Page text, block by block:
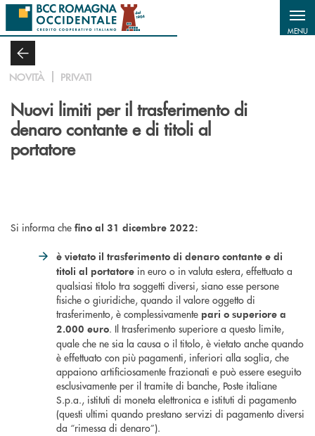
Salta al contenuto principale
MENU
NOVITÀ PRIVATI
Nuovi limiti per il trasferimento di
denaro contante e di titoli al
portatore
Si informa che fino al 31 dicembre 2022:
è vietato il trasferimento di denaro contante e di
titoli al portatore in euro o in valuta estera, effettuato a
qualsiasi titolo tra soggetti diversi, siano esse persone
fisiche o giuridiche, quando il valore oggetto di
trasferimento, è complessivamente pari o superiore a
2.000 euro. Il trasferimento superiore a questo limite,
quale che ne sia la causa o il titolo, è vietato anche quando
è effettuato con più pagamenti, inferiori alla soglia, che
appaiono artificiosamente frazionati e può essere eseguito
esclusivamente per il tramite di banche, Poste italiane
S.p.a., istituti di moneta elettronica e istituti di pagamento
(questi ultimi quando prestano servizi di pagamento diversi
da “rimessa di denaro”).